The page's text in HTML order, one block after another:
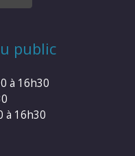
public
à 16h30
à 16h30